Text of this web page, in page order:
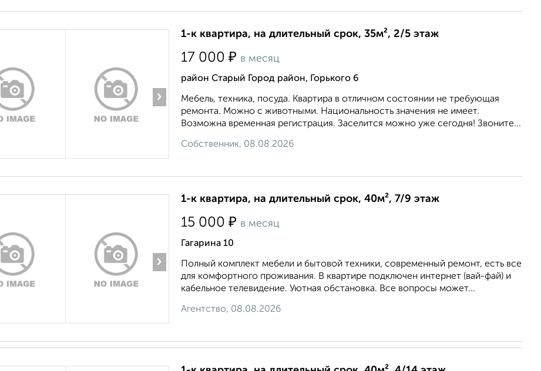
›
1-к квартира, на длительный срок, 35м², 2/5 этаж
17 000 ₽ в месяц
район Старый Город район, Горького 6
Мебель, техника, посуда. Квартира в отличном состоянии не требующая
ремонта. Можно с животными. Национальность значения не имеет.
Возможна временная регистрация. Заселится можно уже сегодня! Звоните...
Собственник, 08.08.2026
›
1-к квартира, на длительный срок, 40м², 7/9 этаж
15 000 ₽ в месяц
Гагарина 10
Полный комплект мебели и бытовой техники, современный ремонт, есть все
для комфортного проживания. В квартире подключен интернет (вай-фай) и
кабельное телевидение. Уютная обстановка. Все вопросы может...
Агентство, 08.08.2026